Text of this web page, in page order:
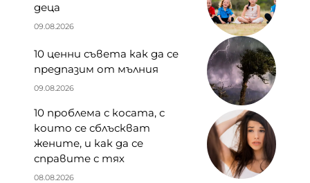
деца
09.08.2026
10 ценни съвета как да се
предпазим от мълния
09.08.2026
10 проблема с косата, с
които се сблъскват
жените, и как да се
справите с тях
08.08.2026